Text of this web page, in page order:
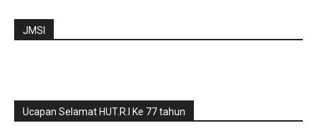
JMSI
Ucapan Selamat HUT.R.I Ke 77 tahun